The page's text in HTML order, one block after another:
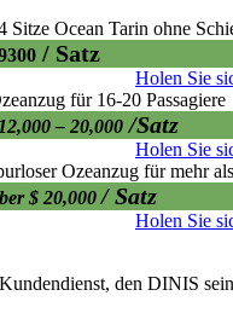
Sitze Ocean Tarin ohne
/ Satz
Holen Sie
für 16-20 Passagiere
– 20,000 /Satz
Holen Sie
Ozeanzug für mehr
$ 20,000/ Satz
Holen Sie
Kundendienst, den DINIS